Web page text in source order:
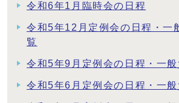
令和6年1月臨時会の日程
令和5年12月定例会の日程・一
覧
令和5年9月定例会の日程・一
令和5年6月定例会の日程・一